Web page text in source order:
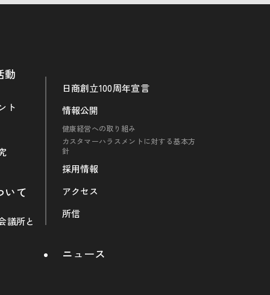
動
ト
いて
議所と
日商創立100周年宣言
情報公開
健康経営への取り組み
カスタマーハラスメントに対する基本方
針
採用情報
アクセス
所信
ニュース